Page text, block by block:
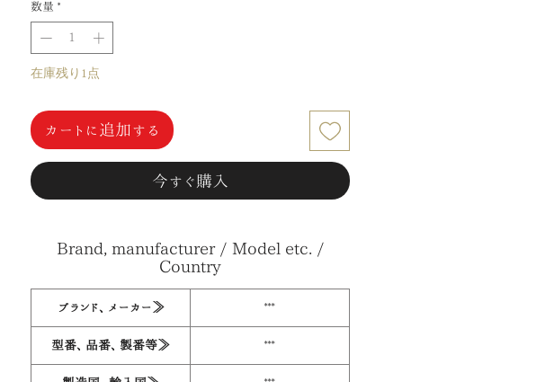
数量 *
在庫残り1点
カートに追加する
今すぐ購入
Brand, manufacturer / Model etc. /
Country
ブランド、メーカー≫ ***
型番、品番、製番等≫ ***